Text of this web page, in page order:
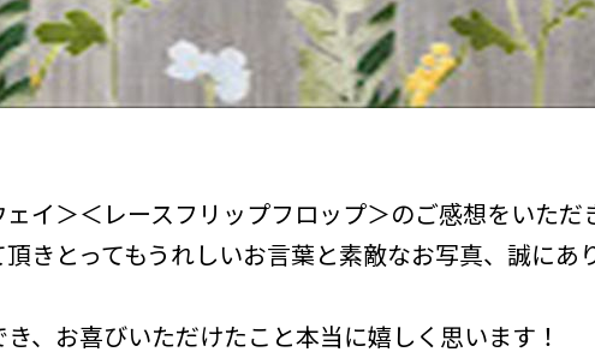
イ＞＜レースフリップフロップ＞のご感想をいただ
きとってもうれしいお言葉と素敵なお写真、誠にあ
、お喜びいただけたこと本当に嬉しく思います！